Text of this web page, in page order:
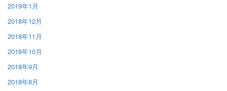
2019年1月
2018年12月
2018年11月
2018年10月
2018年9月
2018年8月